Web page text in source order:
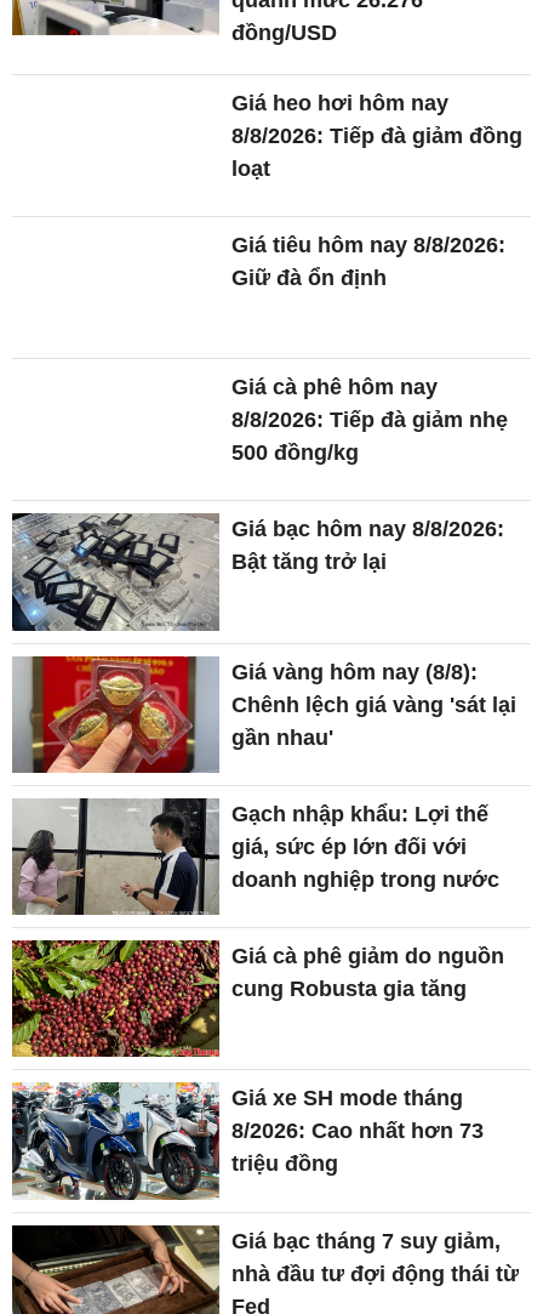
đồng/USD
Giá heo hơi hôm nay
8/8/2026: Tiếp đà giảm đồng
loạt
Giá tiêu hôm nay 8/8/2026:
Giữ đà ổn định
Giá cà phê hôm nay
8/8/2026: Tiếp đà giảm nhẹ
500 đồng/kg
Giá bạc hôm nay 8/8/2026:
Bật tăng trở lại
Giá vàng hôm nay (8/8):
Chênh lệch giá vàng 'sát lại
gần nhau'
Gạch nhập khẩu: Lợi thế
giá, sức ép lớn đối với
doanh nghiệp trong nước
Giá cà phê giảm do nguồn
cung Robusta gia tăng
Giá xe SH mode tháng
8/2026: Cao nhất hơn 73
triệu đồng
Giá bạc tháng 7 suy giảm,
nhà đầu tư đợi động thái từ
Fed